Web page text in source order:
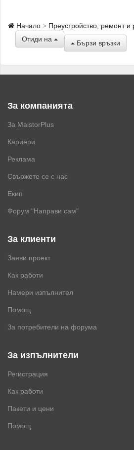
Начало Преустройство, ремонт и
Отиди на
Бързи връзки
За компанията
За MaistorPlus
Кариери
Реклама
Свържете се с нас
Екип
Форум "Направи сам"
За клиенти
Заяви проект
Как работи
Намери изпълнител
Помощ
За потребители на форума
За изпълнители
Регистрация
Как работи
Пакети и цени
Помощ